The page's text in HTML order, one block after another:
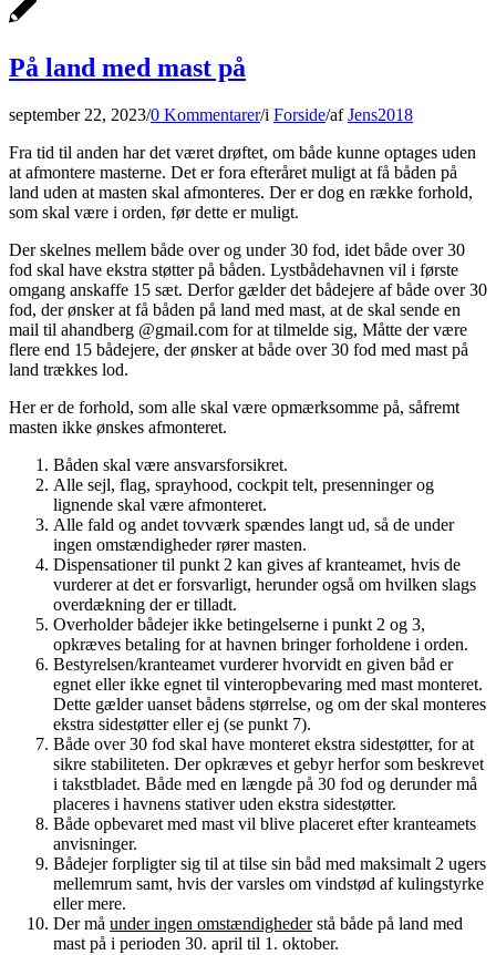
På land med mast på
september 22, 2023/0 Kommentarer/i Forside/afJens2018
Fra tid til anden har det været drøftet, om både kunne optages uden
at afmontere masterne. Det er fora efteråret muligt at få båden på
land uden at masten skal afmonteres. Der er dog en række forhold,
som skal være i orden, før dette er muligt.
Der skelnes mellem både over og under 30 fod, idet både over 30
fod skal have ekstra støtter på båden. Lystbådehavnen vil i første
omgang anskaffe 15 sæt. Derfor gælder det bådejere af både over 30
fod, der ønsker at få båden på land med mast, at de skal sende en
mail til ahandberg @gmail.com for at tilmelde sig, Måtte der være
flere end 15 bådejere, der ønsker at både over 30 fod med mast på
land trækkes lod.
Her er de forhold, som alle skal være opmærksomme på, såfremt
masten ikke ønskes afmonteret.
Båden skal være ansvarsforsikret.
Alle sejl, flag, sprayhood, cockpit telt, presenninger og
lignende skal være afmonteret.
Alle fald og andet tovværk spændes langt ud, så de under
ingen omstændigheder rører masten.
Dispensationer til punkt 2 kan gives af kranteamet, hvis de
vurderer at det er forsvarligt, herunder også om hvilken slags
overdækning der er tilladt.
Overholder bådejer ikke betingelserne i punkt 2 og 3,
opkræves betaling for at havnen bringer forholdene i orden.
Bestyrelsen/kranteamet vurderer hvorvidt en given båd er
egnet eller ikke egnet til vinteropbevaring med mast monteret.
Dette gælder uanset bådens størrelse, og om der skal monteres
ekstra sidestøtter eller ej (se punkt 7).
Både over 30 fod skal have monteret ekstra sidestøtter, for at
sikre stabiliteten. Der opkræves et gebyr herfor som beskrevet
i takstbladet. Både med en længde på 30 fod og derunder må
placeres i havnens stativer uden ekstra sidestøtter.
Både opbevaret med mast vil blive placeret efter kranteamets
anvisninger.
Bådejer forpligter sig til at tilse sin båd med maksimalt 2 ugers
mellemrum samt, hvis der varsles om vindstød af kulingstyrke
eller mere.
Der må under ingen omstændighederstå både på land med
mast på i perioden 30. april til 1. oktober.